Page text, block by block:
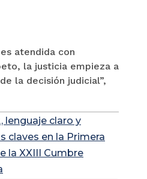
atendida con
la justicia empieza a
la decisión judicial”,
lenguaje claro y
claves en la Primera
la XXIII Cumbre